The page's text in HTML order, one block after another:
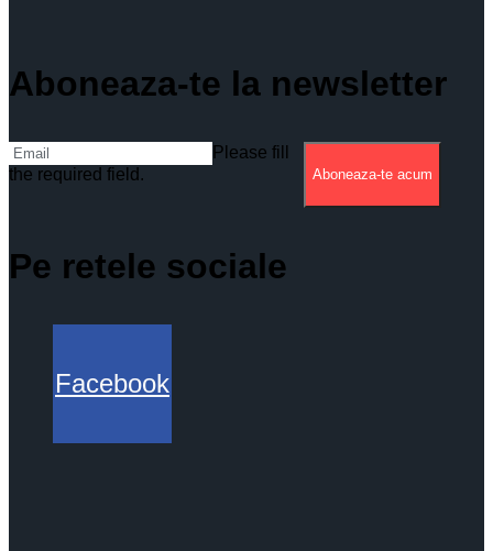
Aboneaza-te la newsletter
Please fill
the required field.
Aboneaza-te acum
Pe retele sociale
Facebook